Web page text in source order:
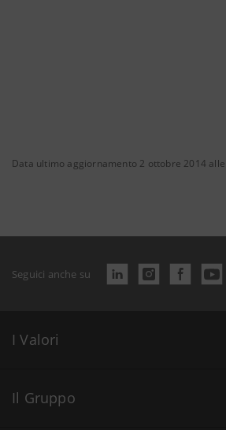
Data ultimo aggiornamento 2 ottobre 2014
Seguici anche su
I Valori
Il Gruppo